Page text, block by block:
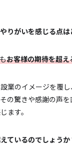
りがいを感じる点は
お客様の期待を超え
業のイメージを覆
の驚きや感謝の声を
ます。
えているのでしょうか